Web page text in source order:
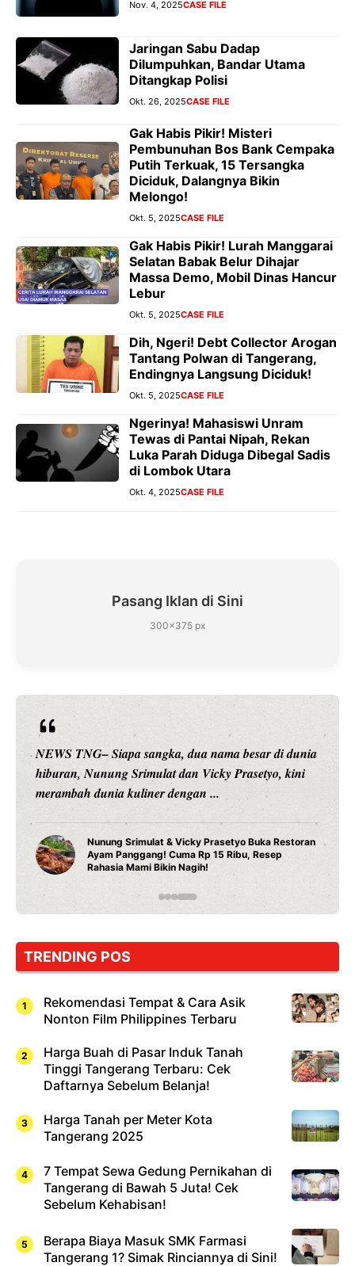
Nov. 4, 2025CASE FILE
Jaringan Sabu Dadap
Dilumpuhkan, Bandar Utama
Ditangkap Polisi
Okt. 26, 2025CASE FILE
Gak Habis Pikir! Misteri
Pembunuhan Bos Bank Cempaka
Putih Terkuak, 15 Tersangka
Diciduk, Dalangnya Bikin
Melongo!
Okt. 5, 2025CASE FILE
Gak Habis Pikir! Lurah Manggarai
Selatan Babak Belur Dihajar
Massa Demo, Mobil Dinas Hancur
Lebur
Okt. 5, 2025CASE FILE
Dih, Ngeri! Debt Collector Arogan
Tantang Polwan di Tangerang,
Endingnya Langsung Diciduk!
Okt. 5, 2025CASE FILE
Ngerinya! Mahasiswi Unram
Tewas di Pantai Nipah, Rekan
Luka Parah Diduga Dibegal Sadis
di Lombok Utara
Okt. 4, 2025CASE FILE
Pasang Iklan di Sini
300×375 px
NEWS TNG– Siapa sangka, dua nama besar di dunia
hiburan, Nunung Srimulat dan Vicky Prasetyo, kini
merambah dunia kuliner dengan ...
Nunung Srimulat & Vicky Prasetyo Buka Restoran
Ayam Panggang! Cuma Rp 15 Ribu, Resep
Rahasia Mami Bikin Nagih!
TRENDING POS
Rekomendasi Tempat & Cara Asik
Nonton Film Philippines Terbaru
Harga Buah di Pasar Induk Tanah
Tinggi Tangerang Terbaru: Cek
Daftarnya Sebelum Belanja!
Harga Tanah per Meter Kota
Tangerang 2025
7 Tempat Sewa Gedung Pernikahan di
Tangerang di Bawah 5 Juta! Cek
Sebelum Kehabisan!
Berapa Biaya Masuk SMK Farmasi
Tangerang 1? Simak Rinciannya di Sini!